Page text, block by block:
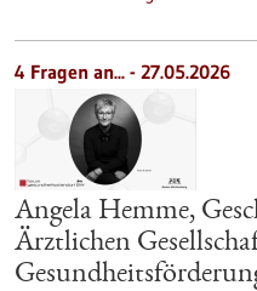
4 Fragen an... - 27.05.2026
Angela Hemme,
Ärztlichen